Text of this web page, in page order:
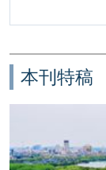
本刊特稿